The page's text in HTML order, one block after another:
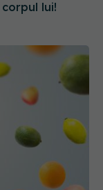
și